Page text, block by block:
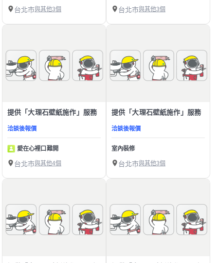
台北市與其他3個 台北市與其他3個
提供「大理石壁紙施作」服務
洽談後報價
愛在心裡口難開
台北市與其他4個
提供「大理石壁紙施作」服務
洽談後報價
室內裝修
台北市與其他3個